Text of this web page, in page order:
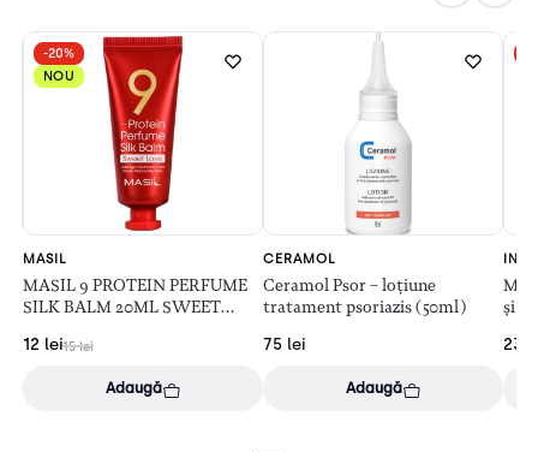
-20%
NOU
MASIL
MASIL 9 PROTEIN PERFUME
SILK BALM 20ML SWEET
15lei
12 lei
Adaugă
CERAMOL
Ceramol Psor – loțiune
tratament psoriazis (50ml)
75 lei
Adaugă
și